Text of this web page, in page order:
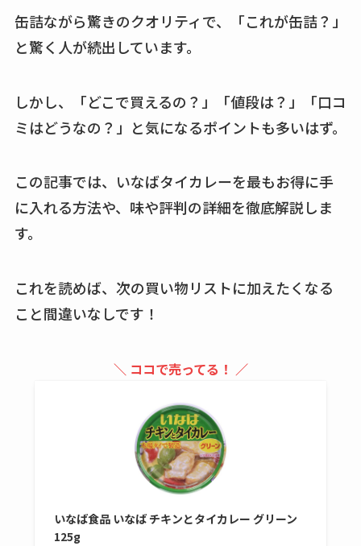
通販調査
こ？楽天・amazonで
買える？値段や手荒
しまむら布団セット
の料金は？セール・
amazonなど通販の販
エッセンシャルフラ
ットが廃盤？なぜ？
売ってない？どこで
売ってるか・代替品
など解説
缶詰ながら驚きのクオリティで、「これが缶詰？」
と驚く人が続出しています。
しかし、「どこで買えるの？」「値段は？」「口コ
ミはどうなの？」と気になるポイントも多いはず。
この記事では、いなばタイカレーを最もお得に手
に入れる方法や、味や評判の詳細を徹底解説しま
す。
これを読めば、次の買い物リストに加えたくなる
こと間違いなしです！
＼ ココで売ってる！ ／
いなば食品 いなば チキンとタイカレー グリーン
125g